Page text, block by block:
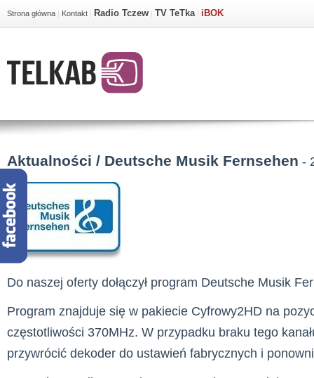
Strona główna | Kontakt | Radio Tczew | TV TeTka | iBOK
Aktualności / Deutsche Musik Fernsehen -
Do naszej oferty dołączył program Deutsche Musik
Program znajduje się w pakiecie Cyfrowy2HD na
częstotliwości 370MHz. W przypadku braku tego
przywrócić dekoder do ustawień fabrycznych i